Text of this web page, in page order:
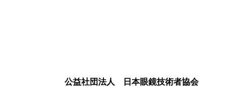
公益社団法人 日本眼鏡技術者協会